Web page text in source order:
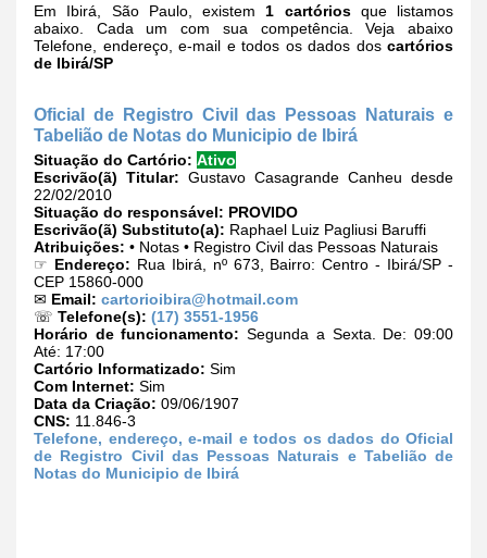
Em Ibirá, São Paulo, existem 1 cartóriosque listamos
abaixo. Cada um com sua competência. Veja abaixo
Telefone, endereço, e-mail e todos os dados dos cartórios
de Ibirá/SP
Oficial de Registro Civil das Pessoas Naturais e
Tabelião de Notas do Municipio de Ibirá
Situação do Cartório: Ativo
Escrivão(ã) Titular: Gustavo Casagrande Canheu desde
22/02/2010
Situação do responsável: PROVIDO
Escrivão(ã) Substituto(a): Raphael Luiz Pagliusi Baruffi
Atribuições: • Notas • Registro Civil das Pessoas Naturais
☞ Endereço: Rua Ibirá, nº 673, Bairro: Centro - Ibirá/SP -
CEP 15860-000
✉ Email: cartorioibira@hotmail.com
☏ Telefone(s): (17) 3551-1956
Horário de funcionamento: Segunda a Sexta. De: 09:00
Até: 17:00
Cartório Informatizado: Sim
Com Internet: Sim
Data da Criação: 09/06/1907
CNS: 11.846-3
Telefone, endereço, e-mail e todos os dados do Oficial
de Registro Civil das Pessoas Naturais e Tabelião de
Notas do Municipio de Ibirá